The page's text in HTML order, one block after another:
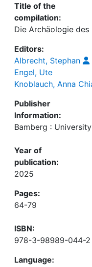
Title of the
compilation:
Die Archäologie
Editors:
Albrecht, Stephan
Engel, Ute
Knoblauch, Anna
Publisher
Information:
Bamberg :
Year of
publication:
2025
Pages:
64-79
ISBN:
978-3-98989-044-2
Language: